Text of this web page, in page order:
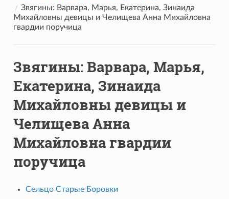
Звягины: Варвара, Марья, Екатерина, Зинаида
Михайловны девицы и Челищева Анна Михайловна
гвардии поручица
Звягины: Варвара, Марья,
Екатерина, Зинаида
Михайловны девицы и
Челищева Анна
Михайловна гвардии
поручица
Сельцо Старые Боровки